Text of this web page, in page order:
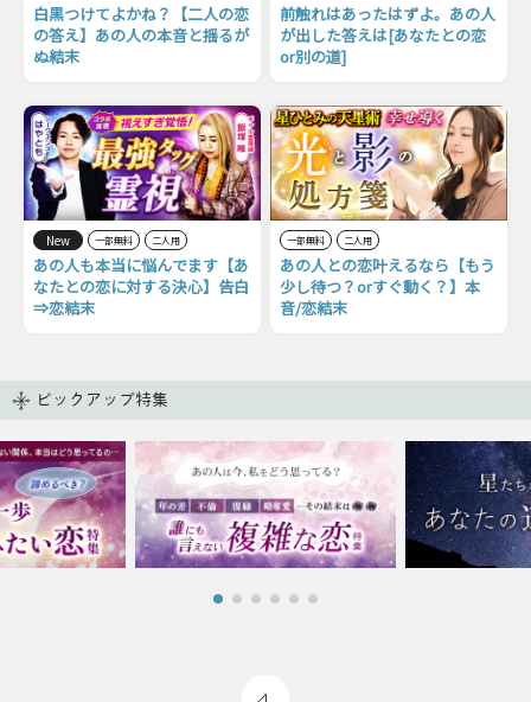
白黒つけてよかね？【二人の恋
の答え】あの人の本音と揺るが
ぬ結末
前触れはあったはずよ。あの人
が出した答えは[あなたとの恋
or別の道]
New 一部無料 二人用
あの人も本当に悩んでます【あ
なたとの恋に対する決心】告白
⇒恋結末
一部無料 二人用
あの人との恋叶えるなら【もう
少し待つ？orすぐ動く？】本
音/恋結末
ピックアップ特集